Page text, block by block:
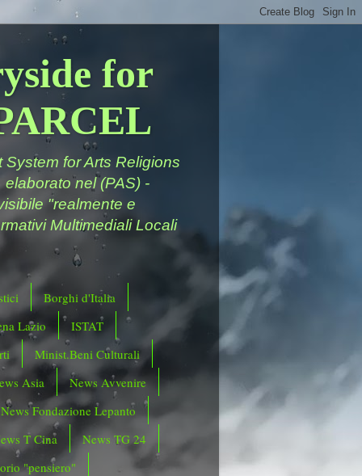
for
for Arts Religions
nel (PAS) -
"realmente e
Multimediali Locali
Borghi d'Italia
Lazio
ISTAT
Minist.Beni Culturali
Asia
News Avvenire
News Fondazione Lepanto
T Cina
News TG 24
"pensiero"